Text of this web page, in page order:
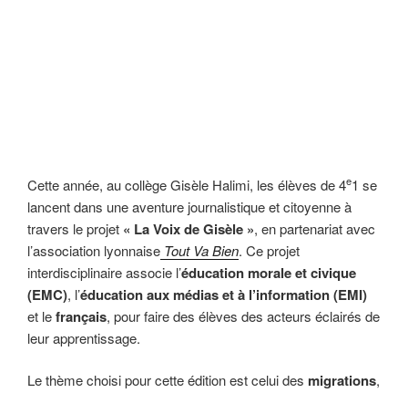
Cette année, au collège Gisèle Halimi, les élèves de 4e1 se
lancent dans une aventure journalistique et citoyenne à
travers le projet « La Voix de Gisèle », en partenariat avec
l’association lyonnaise Tout Va Bien. Ce projet
interdisciplinaire associe l’éducation morale et civique
(EMC), l’éducation aux médias et à l’information (EMI)
et lefrançais, pour faire des élèves des acteurs éclairés de
leur apprentissage.
Le thème choisi pour cette édition est celui des migrations,